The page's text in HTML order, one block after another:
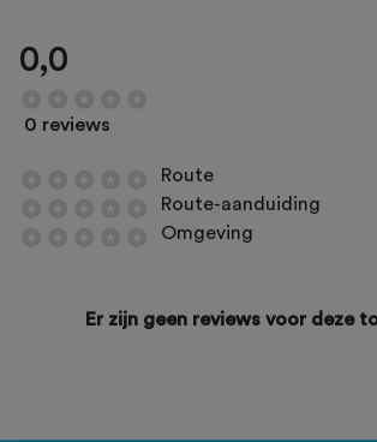
0,0
0 reviews
Route
Route-aanduiding
Omgeving
Er zijn geen reviews voor deze